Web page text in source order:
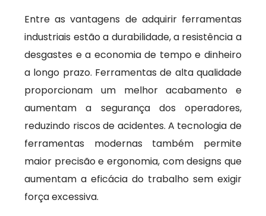
Entre as vantagens de adquirir ferramentas
industriais estão a durabilidade, a resistência a
desgastes e a economia de tempo e dinheiro
a longo prazo. Ferramentas de alta qualidade
proporcionam um melhor acabamento e
aumentam a segurança dos operadores,
reduzindo riscos de acidentes. A tecnologia de
ferramentas modernas também permite
maior precisão e ergonomia, com designs que
aumentam a eficácia do trabalho sem exigir
força excessiva.